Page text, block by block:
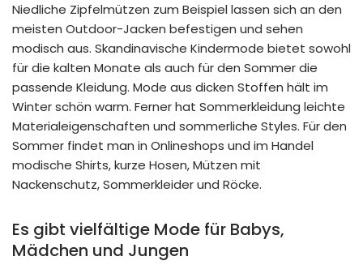
Niedliche Zipfelmützen zum Beispiel lassen sich an den
meisten Outdoor-Jacken befestigen und sehen
modisch aus. Skandinavische Kindermode bietet sowohl
für die kalten Monate als auch für den Sommer die
passende Kleidung. Mode aus dicken Stoffen hält im
Winter schön warm. Ferner hat Sommerkleidung leichte
Materialeigenschaften und sommerliche Styles. Für den
Sommer findet man in Onlineshops und im Handel
modische Shirts, kurze Hosen, Mützen mit
Nackenschutz, Sommerkleider und Röcke.
Es gibt vielfältige Mode für Babys,
Mädchen und Jungen